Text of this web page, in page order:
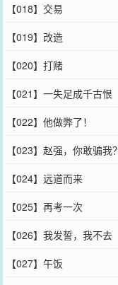
【018】交易
【019】改造
【020】打赌
【021】一失足成千古恨
【022】他做弊了！
【023】赵强，你敢骗我？
【024】远道而来
【025】再考一次
【026】我发誓，我不去
【027】午饭